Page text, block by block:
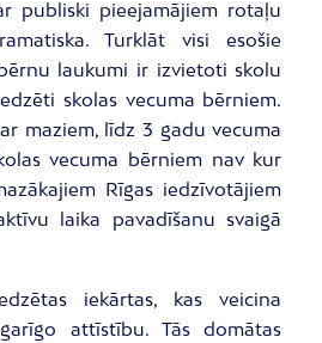
publiski pieejamājiem rotaļu
Turklāt visi esošie
laukumi ir izvietoti skolu
skolas vecuma bērniem.
maziem, līdz 3 gadu vecuma
vecuma bērniem nav kur
Rīgas iedzīvotājiem
laika pavadīšanu svaigā
iekārtas, kas veicina
attīstību. Tās domātas